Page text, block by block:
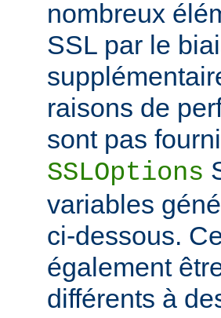
nombreux
SSL par le
raisons de
sont pas
SSLOptions
variables
ci-dessous.
également
différents à